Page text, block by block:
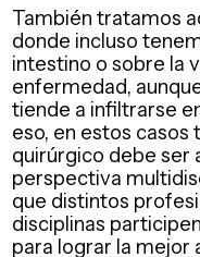
También tratamos
donde incluso
intestino o sobre la
enfermedad,
tiende a infiltrarse
eso, en estos
quirúrgico debe ser
perspectiva
que distintos
disciplinas
para lograr la mejor